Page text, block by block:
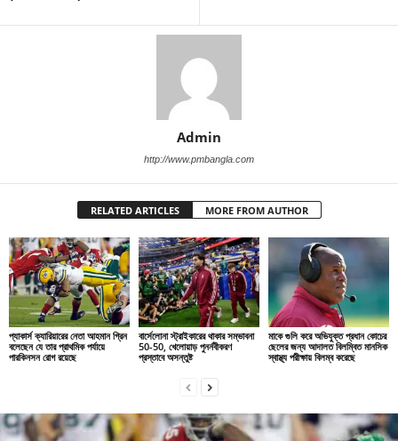
Admin
http://www.pmbangla.com
RELATED ARTICLES MORE FROM AUTHOR
প্যাকার্স ক্যারিয়ারের নেতা আহমান গ্রিন
বলেছেন যে তার প্রাথমিক পর্যায়ে
পারকিনসন রোগ রয়েছে
বার্সেলোনা স্ট্রাইকারের থাকার সম্ভাবনা
50-50, খেলোয়াড় পুনর্নবীকরণ
প্রস্তাবে অসন্তুষ্ট
মাকে গুলি করে অভিযুক্ত প্রধান কোচের
ছেলের জন্য আদালত বিলম্বিত মানসিক
স্বাস্থ্য পরীক্ষায় বিলম্ব করেছে